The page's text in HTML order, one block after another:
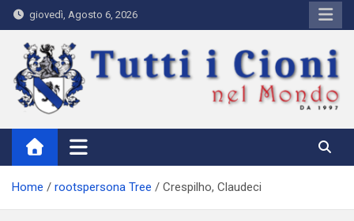
Skip
to
content
giovedì, Agosto 6, 2026
Tutti i Cioni nel Mondo
Where Cioni`s come from
Home rootspersona Tree Crespilho, Claudeci